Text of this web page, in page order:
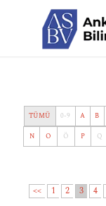
TÜMÜ 0-9 A B
N O Ö P Q
<< 1 2 3 4